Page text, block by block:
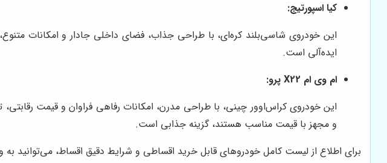
کیا اسپورتیج:
این خودروی شاسی‌بلند کره‌ای، با طراحی جذاب، فضای داخلی جادار و امکانات
ایده‌آلی است.
ام وی ام X22 پرو:
و مجهز با قیمت مناسب هستند، گزینه جذابی است.
برای اطلاع از لیست کامل خودروهای قابل خرید اقساطی و شرایط دقیق اقساط، می‌توانید